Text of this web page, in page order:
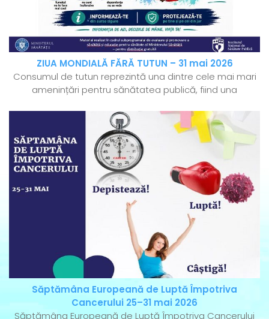
ZIUA MONDIALĂ FĂRĂ TUTUN – 31 mai 2026
Consumul de tutun reprezintă una dintre cele mai mari
amenințări pentru sănătatea publică, fiind una
Săptămâna Europeană de Luptă Împotriva
Cancerului 25–31 mai 2026
Săptămâna Europeană de Luptă Împotriva Cancerului